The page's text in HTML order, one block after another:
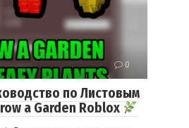
0
по Листовым
a Garden Roblox